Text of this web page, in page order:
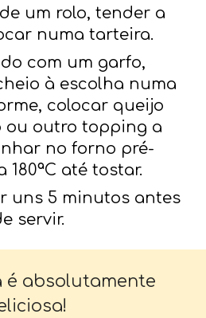
um rolo, tender a
numa tarteira.
com um garfo,
à escolha numa
colocar queijo
ou outro topping a
no forno pré-
180ªC até tostar.
uns 5 minutos antes
servir.
é absolutamente